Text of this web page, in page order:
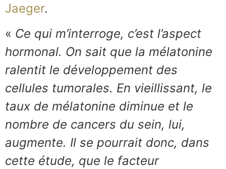
Jaeger.
« Ce qui m’interroge, c’est l’aspect
hormonal. On sait que la mélatonine
ralentit le développement des
cellules tumorales. En vieillissant, le
taux de mélatonine diminue et le
nombre de cancers du sein, lui,
augmente. Il se pourrait donc, dans
cette étude, que le facteur